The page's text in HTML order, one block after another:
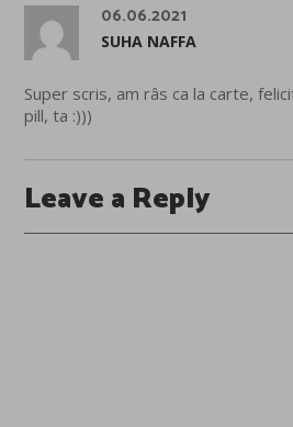
06.06.2021
SUHA NAFFA
Super scris, am râs ca la carte,
pill, ta :)))
Leave a Reply